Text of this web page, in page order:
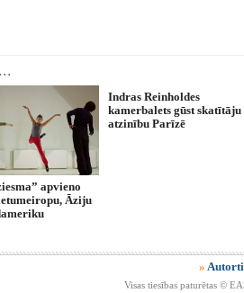
apvieno
Āziju
Indras Reinholdes
kamerbalets gūst skatītāju
atzinību Parīzē
»
Visas tiesības paturētas ©